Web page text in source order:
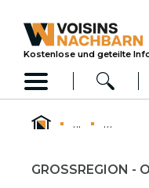
Kostenlose und geteilte
... ...
GROSSREGION -